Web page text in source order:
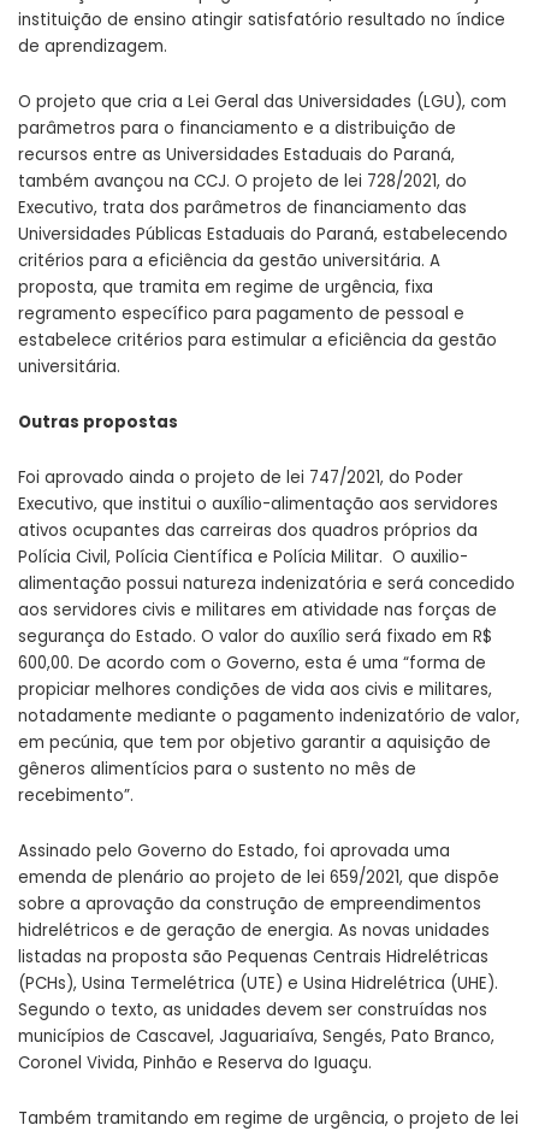
instituição de ensino atingir satisfatório resultado no índice
de aprendizagem.
O projeto que cria a Lei Geral das Universidades (LGU), com
parâmetros para o financiamento e a distribuição de
recursos entre as Universidades Estaduais do Paraná,
também avançou na CCJ. O projeto de lei 728/2021, do
Executivo, trata dos parâmetros de financiamento das
Universidades Públicas Estaduais do Paraná, estabelecendo
critérios para a eficiência da gestão universitária. A
proposta, que tramita em regime de urgência, fixa
regramento específico para pagamento de pessoal e
estabelece critérios para estimular a eficiência da gestão
universitária.
Outras propostas
Foi aprovado ainda o projeto de lei 747/2021, do Poder
Executivo, que institui o auxílio-alimentação aos servidores
ativos ocupantes das carreiras dos quadros próprios da
Polícia Civil, Polícia Científica e Polícia Militar. O auxilio-
alimentação possui natureza indenizatória e será concedido
aos servidores civis e militares em atividade nas forças de
segurança do Estado. O valor do auxílio será fixado em R$
600,00. De acordo com o Governo, esta é uma “forma de
propiciar melhores condições de vida aos civis e militares,
notadamente mediante o pagamento indenizatório de valor,
em pecúnia, que tem por objetivo garantir a aquisição de
gêneros alimentícios para o sustento no mês de
recebimento”.
Assinado pelo Governo do Estado, foi aprovada uma
emenda de plenário ao projeto de lei 659/2021, que dispõe
sobre a aprovação da construção de empreendimentos
hidrelétricos e de geração de energia. As novas unidades
listadas na proposta são Pequenas Centrais Hidrelétricas
(PCHs), Usina Termelétrica (UTE) e Usina Hidrelétrica (UHE).
Segundo o texto, as unidades devem ser construídas nos
municípios de Cascavel, Jaguariaíva, Sengés, Pato Branco,
Coronel Vivida, Pinhão e Reserva do Iguaçu.
Também tramitando em regime de urgência, o projeto de lei